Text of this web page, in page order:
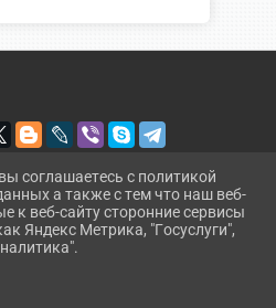
соглашаетесь с политикой
а также с тем что наш веб-
к веб-сайту сторонние сервисы
Яндекс Метрика, "Госуслуги",